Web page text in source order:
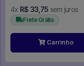
4x R$ 33,75 sem juros
Frete Grátis
Carrinho